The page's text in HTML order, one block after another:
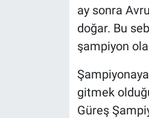
ay sonra
doğar. Bu
şampiyon
gitmek
Güreş